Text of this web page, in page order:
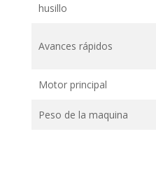
husillo
Avances rápidos
Motor principal
Peso de la maquina